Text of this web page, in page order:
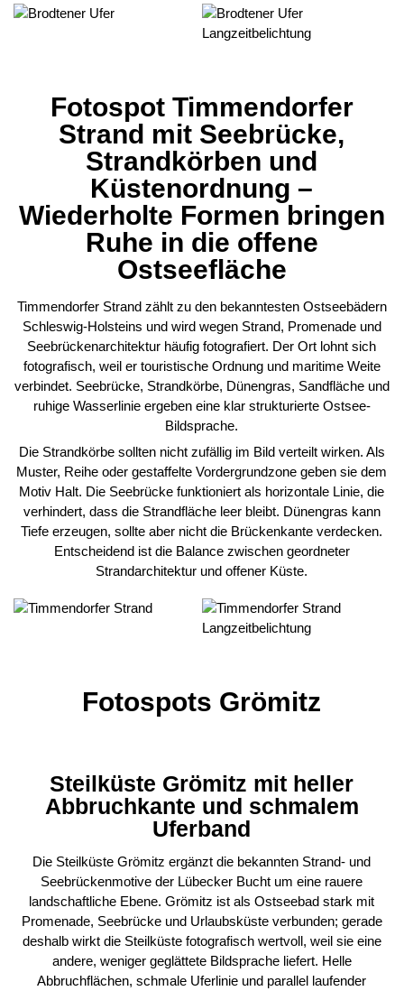
Fotospot Timmendorfer
Strand mit Seebrücke,
Strandkörben und
Küstenordnung –
Wiederholte Formen bringen
Ruhe in die offene
Ostseefläche
Timmendorfer Strand zählt zu den bekanntesten Ostseebädern
Schleswig-Holsteins und wird wegen Strand, Promenade und
Seebrückenarchitektur häufig fotografiert. Der Ort lohnt sich
fotografisch, weil er touristische Ordnung und maritime Weite
verbindet. Seebrücke, Strandkörbe, Dünengras, Sandfläche und
ruhige Wasserlinie ergeben eine klar strukturierte Ostsee-
Bildsprache.
Die Strandkörbe sollten nicht zufällig im Bild verteilt wirken. Als
Muster, Reihe oder gestaffelte Vordergrundzone geben sie dem
Motiv Halt. Die Seebrücke funktioniert als horizontale Linie, die
verhindert, dass die Strandfläche leer bleibt. Dünengras kann
Tiefe erzeugen, sollte aber nicht die Brückenkante verdecken.
Entscheidend ist die Balance zwischen geordneter
Strandarchitektur und offener Küste.
Fotospots Grömitz
Steilküste Grömitz mit heller
Abbruchkante und schmalem
Uferband
Die Steilküste Grömitz ergänzt die bekannten Strand- und
Seebrückenmotive der Lübecker Bucht um eine rauere
landschaftliche Ebene. Grömitz ist als Ostseebad stark mit
Promenade, Seebrücke und Urlaubsküste verbunden; gerade
deshalb wirkt die Steilküste fotografisch wertvoll, weil sie eine
andere, weniger geglättete Bildsprache liefert. Helle
Abbruchflächen, schmale Uferlinie und parallel laufender